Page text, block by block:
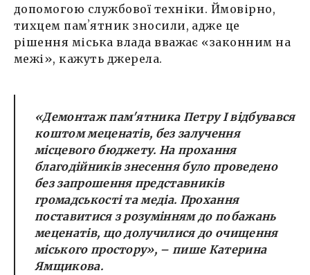
допомогою службової техніки. Ймовірно,
тихцем памʼятник зносили, адже це
рішення міська влада вважає «законним на
межі», кажуть джерела.
«Демонтаж пам'ятника Петру І відбувався
коштом меценатів, без залучення
місцевого бюджету. На прохання
благодійників знесення було проведено
без запрошення представників
громадськості та медіа. Прохання
поставитися з розумінням до побажань
меценатів, що долучилися до очищення
міського простору», – пише Катерина
Ямщикова.